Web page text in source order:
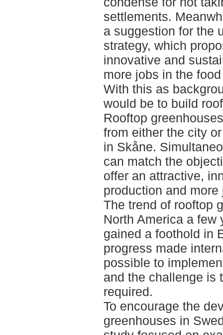
settlements.
a suggestion for the
strategy, which
innovative and
more jobs in the
With this as
would be to build
Rooftop
from either the city
in Skåne.
can match the
offer an attractive,
production and
The trend of rooftop
North America a few
gained a foothold in
progress made
possible to
and the challenge is
required.
To encourage the
greenhouses in